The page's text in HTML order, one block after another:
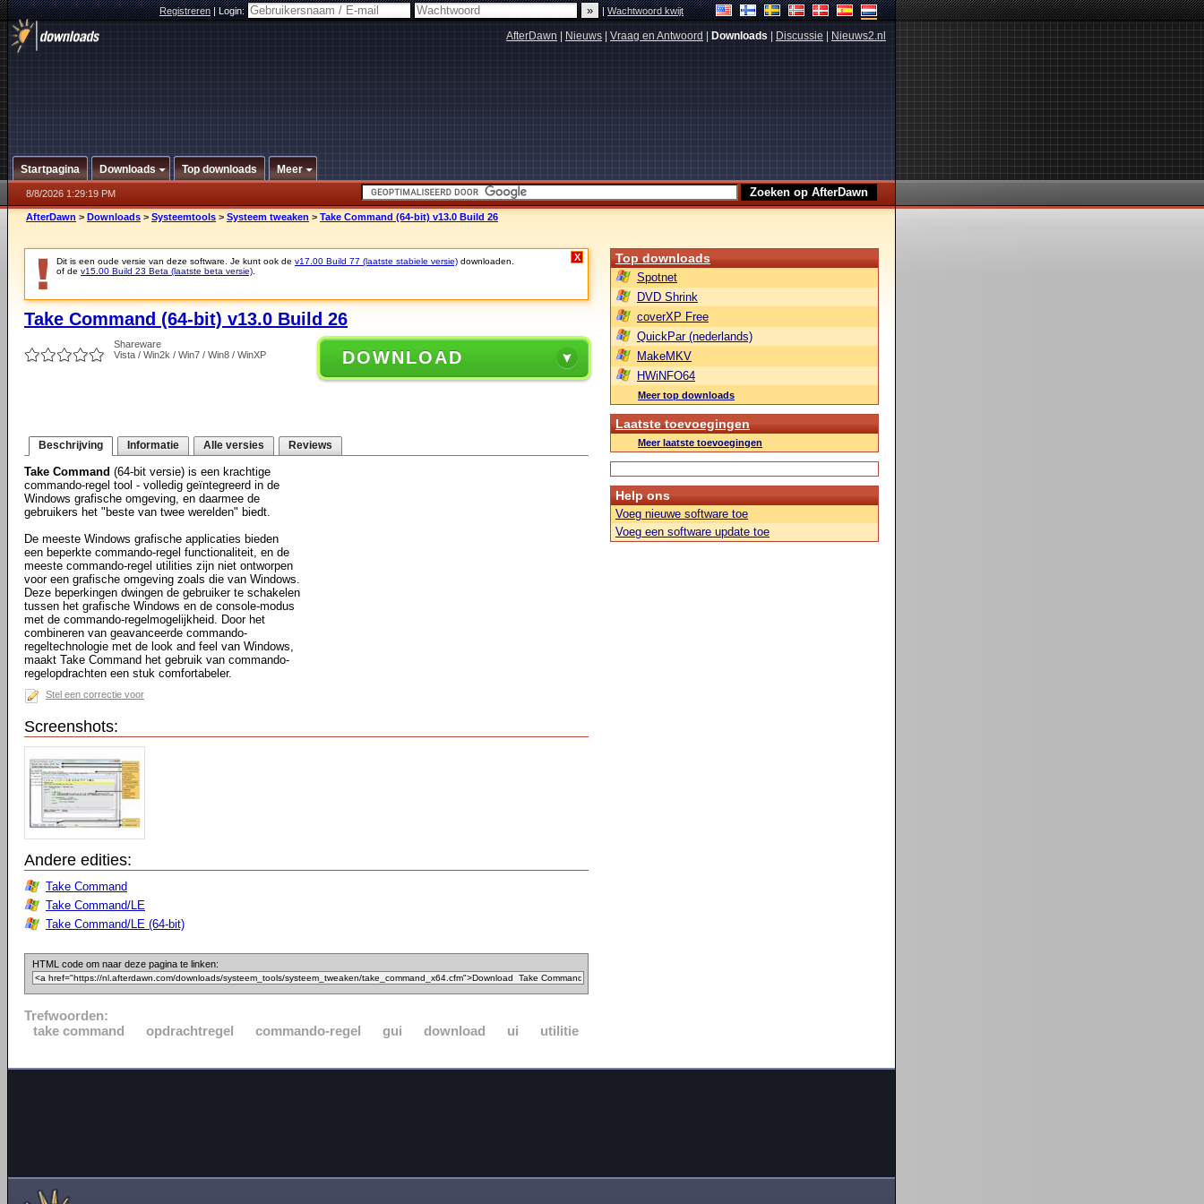
Registreren|Login: |Wachtwoord kwijt
AfterDawn Nieuws Vraag en Antwoord Downloads Discussie Nieuws2.nl
Startpagina Downloads Top downloads Meer
8/8/2026 1:29:19 PM
AfterDawn > Downloads > Systeemtools > Systeem tweaken > Take Command (64-bit) v13.0 Build 26
Dit is een oude versie van deze software. Je kunt ook de v17.00 Build 77 (laatste stabiele versie) downloaden.
of de v15.00 Build 23 Beta (laatste beta versie)
X
Take Command (64-bit) v13.0 Build 26
Shareware
Vista / Win2k / Win7 / Win8 / WinXP
DOWNLOAD
Beschrijving Informatie Alle versies Reviews
Take Command (64-bit versie) is een krachtige
commando-regel tool - volledig geïntegreerd in de
Windows grafische omgeving, en daarmee de
gebruikers het "beste van twee werelden" biedt.
De meeste Windows grafische applicaties bieden
een beperkte commando-regel functionaliteit, en de
meeste commando-regel utilities zijn niet ontworpen
voor een grafische omgeving zoals die van Windows.
Deze beperkingen dwingen de gebruiker te schakelen
tussen het grafische Windows en de console-modus
met de commando-regelmogelijkheid. Door het
combineren van geavanceerde commando-
regeltechnologie met de look and feel van Windows,
maakt Take Command het gebruik van commando-
regelopdrachten een stuk comfortabeler.
Stel een correctie voor
Screenshots:
Andere edities:
Take Command
Take Command/LE
Take Command/LE (64-bit)
HTML code om naar deze pagina te linken:
Trefwoorden:
take command
opdrachtregel commando-regel gui download ui utilitie
Top downloads
Spotnet
DVD Shrink
coverXP Free
QuickPar (nederlands)
MakeMKV
HWiNFO64
Meer top downloads
Laatste toevoegingen
Meer laatste toevoegingen
Help ons
Voeg nieuwe software toe
Voeg een software update toe